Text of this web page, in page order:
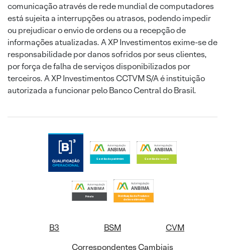
comunicação através de rede mundial de computadores
está sujeita a interrupções ou atrasos, podendo impedir
ou prejudicar o envio de ordens ou a recepção de
informações atualizadas. A XP Investimentos exime-se de
responsabilidade por danos sofridos por seus clientes,
por força de falha de serviços disponibilizados por
terceiros. A XP Investimentos CCTVM S/A é instituição
autorizada a funcionar pelo Banco Central do Brasil.
B3 BSM
CVM
Correspondentes Cambiais